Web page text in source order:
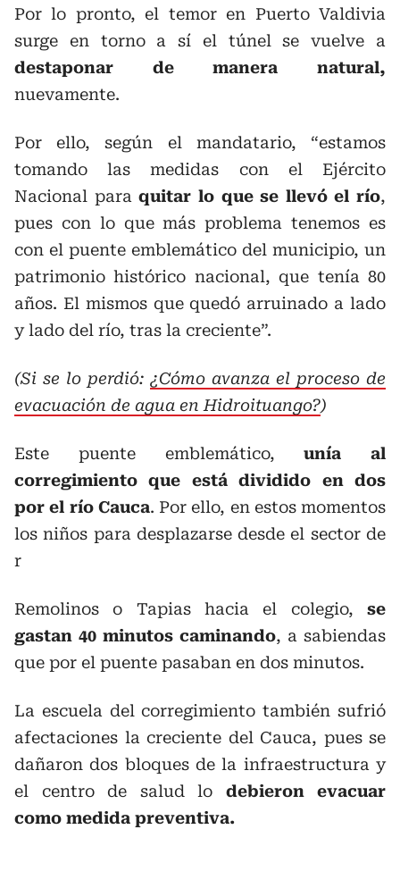
Por lo pronto, el temor en Puerto Valdivia
surge en torno a sí el túnel se vuelve a
destaponar de manera natural,
nuevamente.
Por ello, según el mandatario, “estamos
tomando las medidas con el Ejército
Nacional paraquitar lo que se llevó el río,
pues con lo que más problema tenemos es
con el puente emblemático del municipio, un
patrimonio histórico nacional, que tenía 80
años. El mismos que quedó arruinado a lado
y lado del río, tras la creciente”.
(Si se lo perdió: ¿Cómo avanza el proceso de
evacuación de agua en Hidroituango?)
Este puente emblemático,unía al
corregimiento que está dividido en dos
por el río Cauca. Por ello, en estos momentos
los niños para desplazarse desde el sector de
r
Remolinos o Tapias hacia el colegio, se
gastan 40 minutos caminando, a sabiendas
que por el puente pasaban en dos minutos.
La escuela del corregimiento también sufrió
afectaciones la creciente del Cauca, pues se
dañaron dos bloques de la infraestructura y
el centro de salud lo debieron evacuar
como medida preventiva.